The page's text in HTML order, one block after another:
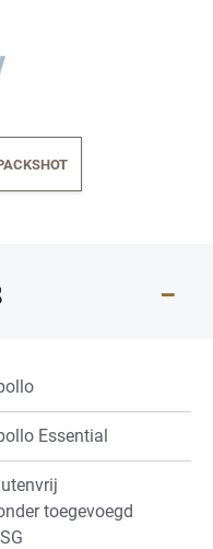
Essential
toegevoegd